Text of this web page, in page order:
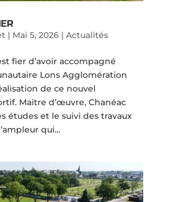
| Mai 5, 2026| Actualités
fier d’avoir accompagné
Lons Agglomération
de ce nouvel
Maitre d’œuvre, Chanéac
études et le suivi des travaux
qui...